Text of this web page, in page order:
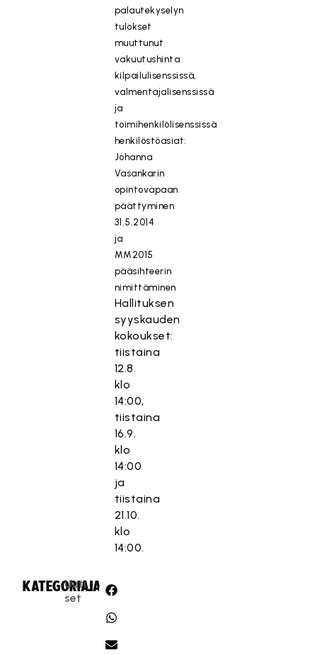
palautekyselyn
tulokset
muuttunut
vakuutushinta
kilpailulisenssissä,
valmentajalisenssissä
ja
toimihenkilölisenssissä
henkilöstöasiat:
Johanna
Vasankarin
opintovapaan
päättyminen
31.5.2014
ja
MM2015
pääsihteerin
nimittäminen
Hallituksen
syyskauden
kokoukset:
tiistaina
12.8.
klo
14:00,
tiistaina
16.9.
klo
14:00
ja
tiistaina
21.10.
klo
14:00.
KATEGORIA:
Uuti
set
JAA: